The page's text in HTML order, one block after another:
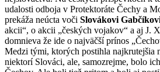
udalosti odboja v Protektoráte Čechy a
prekáža neúcta voči Slovákovi
akcii“, o akcii „českých vojakov“ a aj J.
domnieva že ide o najväčší prínos
Medzi tými, ktorých postihla najkrutejšia
niektorí Slováci, ale, samozrejme, bolo